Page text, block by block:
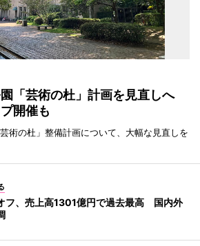
「芸術の杜」計画を見直しへ
開催も
術の杜」整備計画について、大幅な見直しを
フ、売上高1301億円で過去最高 国内外